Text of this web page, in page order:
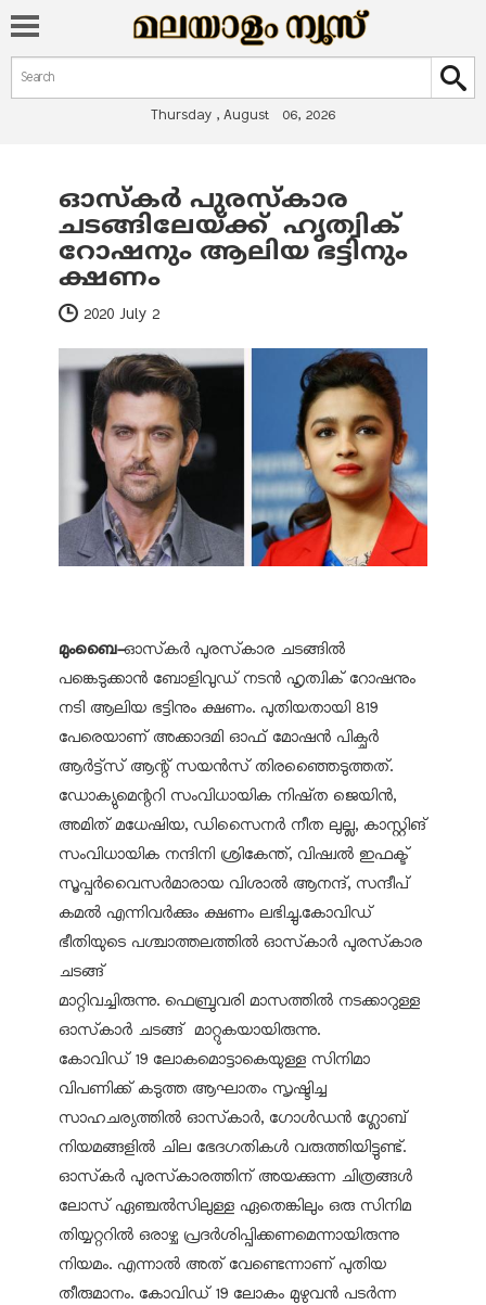
Search form
Search
Thursday , August 06, 2026
You are here
ഓസ്‌കര്‍ പുരസ്‌കാര
ചടങ്ങിലേയ്ക്ക് ഹൃത്വിക്
റോഷനും ആലിയ ഭട്ടിനും
ക്ഷണം
2020 July 2
മുംബൈ-ഓസ്‌കര്‍ പുരസ്‌കാര ചടങ്ങില്‍
പങ്കെടുക്കാന്‍ ബോളിവുഡ് നടന്‍ ഹൃത്വിക് റോഷനും
നടി ആലിയ ഭട്ടിനും ക്ഷണം. പുതിയതായി 819
പേരെയാണ് അക്കാദമി ഓഫ് മോഷന്‍ പിക്ചര്‍
ആര്‍ട്ട്‌സ് ആന്റ് സയന്‍സ് തിരഞ്ഞൈടുത്തത്.
ഡോക്യുമെന്ററി സംവിധായിക നിഷ്ത ജെയിന്‍,
അമിത് മധേഷിയ, ഡിസൈനര്‍ നീത ലുല്ല, കാസ്റ്റിങ്
സംവിധായിക നന്ദിനി ശ്രികേന്ത്, വിഷ്വല്‍ ഇഫക്ട്
സൂപ്പര്‍വൈസര്‍മാരായ വിശാല്‍ ആനന്ദ്, സന്ദീപ്
കമല്‍ എന്നിവര്‍ക്കും ക്ഷണം ലഭിച്ചു.കോവിഡ്
ഭീതിയുടെ പശ്ചാത്തലത്തില്‍ ഓസ്‌കാര്‍ പുരസ്‌കാര
ചടങ്ങ്
മാറ്റിവച്ചിരുന്നു. ഫെബ്രുവരി മാസത്തില്‍ നടക്കാറുള്ള
ഓസ്‌കാര്‍ ചടങ്ങ് മാറ്റുകയായിരുന്നു.
കോവിഡ് 19 ലോകമൊട്ടാകെയുള്ള സിനിമാ
വിപണിക്ക് കടുത്ത ആഘാതം സൃഷ്ടിച്ച
സാഹചര്യത്തില്‍ ഓസ്‌കാര്‍, ഗോള്‍ഡന്‍ ഗ്ലോബ്
നിയമങ്ങളില്‍ ചില ഭേദഗതികള്‍ വരുത്തിയിട്ടുണ്ട്.
ഓസ്‌കര്‍ പുരസ്‌കാരത്തിന് അയക്കുന്ന ചിത്രങ്ങള്‍
ലോസ് ഏഞ്ചല്‍സിലുള്ള ഏതെങ്കിലും ഒരു സിനിമ
തിയ്യറ്ററില്‍ ഒരാഴ്ച പ്രദര്‍ശിപ്പിക്കണമെന്നായിരുന്നു
നിയമം. എന്നാല്‍ അത് വേണ്ടെന്നാണ് പുതിയ
തീരുമാനം. കോവിഡ് 19 ലോകം മുഴുവന്‍ പടര്‍ന്ന